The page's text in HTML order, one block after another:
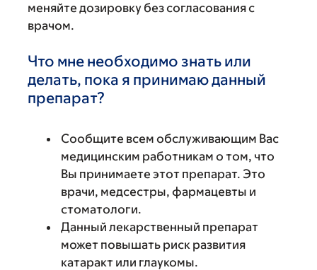
меняйте дозировку без согласования с
врачом.
Что мне необходимо знать или
делать, пока я принимаю данный
препарат?
Сообщите всем обслуживающим Вас
медицинским работникам о том, что
Вы принимаете этот препарат. Это
врачи, медсестры, фармацевты и
стоматологи.
Данный лекарственный препарат
может повышать риск развития
катаракт или глаукомы.